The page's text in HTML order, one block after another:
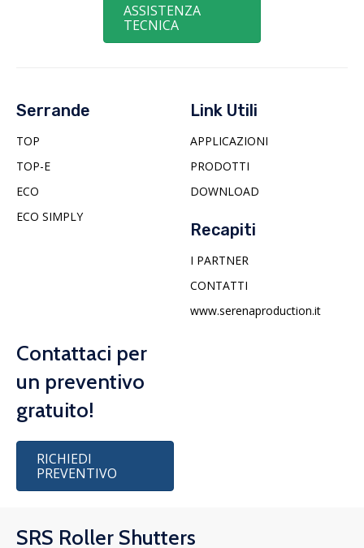
ASSISTENZA
TECNICA
Serrande
TOP
TOP-E
ECO
ECO SIMPLY
Link Utili
APPLICAZIONI
PRODOTTI
DOWNLOAD
Recapiti
I PARTNER
CONTATTI
www.serenaproduction.it
Contattaci per
un preventivo
gratuito!
RICHIEDI
PREVENTIVO
SRS Roller Shutters